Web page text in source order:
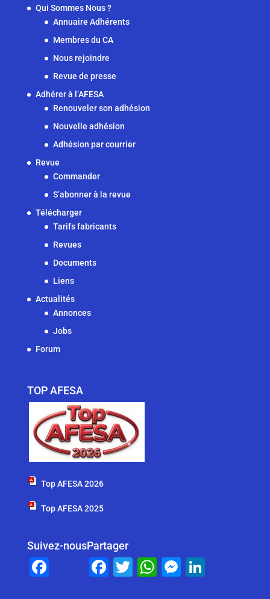
Qui Sommes Nous ?
Annuaire Adhérents
Membres du CA
Nous rejoindre
Revue de presse
Adhérer à l’AFESA
Renouveler son adhésion
Nouvelle adhésion
Adhésion par courrier
Revue
Commander
S’abonner à la revue
Télécharger
Tarifs fabricants
Revues
Documents
Liens
Actualités
Annonces
Jobs
Forum
TOP AFESA
Top AFESA 2026
Top AFESA 2025
Suivez-nousPartager
F
T W
M